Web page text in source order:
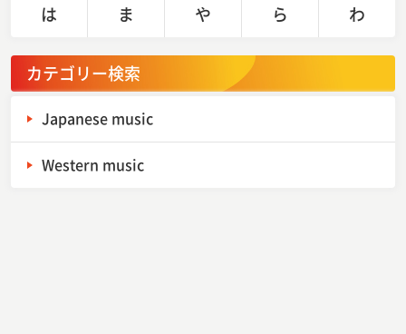
は
ま や ら わ
カテゴリー検索
Japanese music
Western music